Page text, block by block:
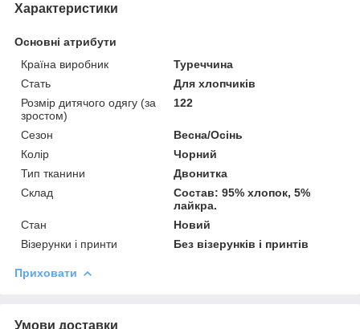
Характеристики
Основні атрибути
Країна виробник
Туреччина
Стать
Для хлопчиків
Розмір дитячого одягу (за
зростом)
122
Сезон
Весна/Осінь
Колір
Чорний
Тип тканини
Двонитка
Склад
Состав: 95% хлопок, 5%
лайкра.
Стан
Новий
Візерунки і принти
Без візерунків і принтів
Приховати
Умови доставки